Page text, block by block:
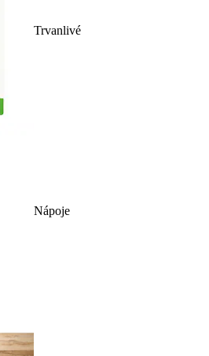
Trvanlivé
Nápoje